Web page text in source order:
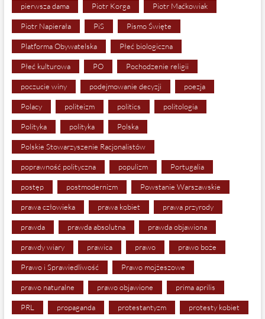
pierwsza dama Piotr Korga Piotr Maćkowiak
Piotr Napierała PiS Pismo Święte
Platforma Obywatelska Płeć biologiczna
Płeć kulturowa PO Pochodzenie religii
poczucie winy podejmowanie decyzji poezja
Polacy politeizm politics politologia
Polityka polityka Polska
Polskie Stowarzyszenie Racjonalistów
poprawność polityczna populizm Portugalia
postęp postmodernizm Powstanie Warszawskie
prawa człowieka prawa kobiet prawa przyrody
prawda prawda absolutna prawda objawiona
prawdy wiary prawica prawo prawo boże
Prawo i Sprawiedliwość Prawo mojżeszowe
prawo naturalne prawo objawione prima aprilis
PRL propaganda protestantyzm protesty kobiet